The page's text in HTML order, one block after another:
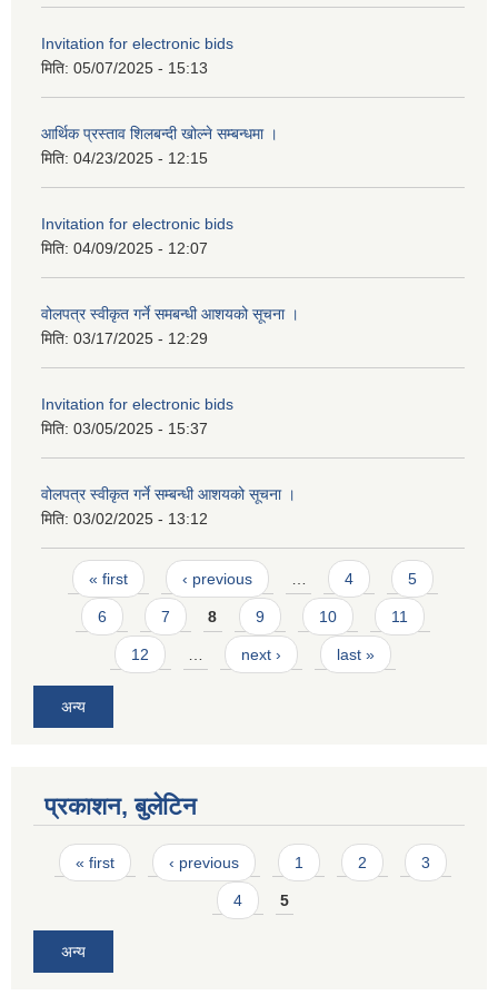
Invitation for electronic bids
मिति: 05/07/2025 - 15:13
आर्थिक प्रस्ताव शिलबन्दी खोल्ने सम्बन्धमा ।
मिति: 04/23/2025 - 12:15
Invitation for electronic bids
मिति: 04/09/2025 - 12:07
वोलपत्र स्वीकृत गर्ने समबन्धी आशयको सूचना ।
मिति: 03/17/2025 - 12:29
Invitation for electronic bids
मिति: 03/05/2025 - 15:37
वोलपत्र स्वीकृत गर्ने सम्बन्धी आशयको सूचना ।
मिति: 03/02/2025 - 13:12
Pages
« first ‹ previous … 4 5
6 7 8 9 10 11
12 … next › last »
अन्य
प्रकाशन, बुलेटिन
Pages
« first ‹ previous 1 2 3
4 5
अन्य